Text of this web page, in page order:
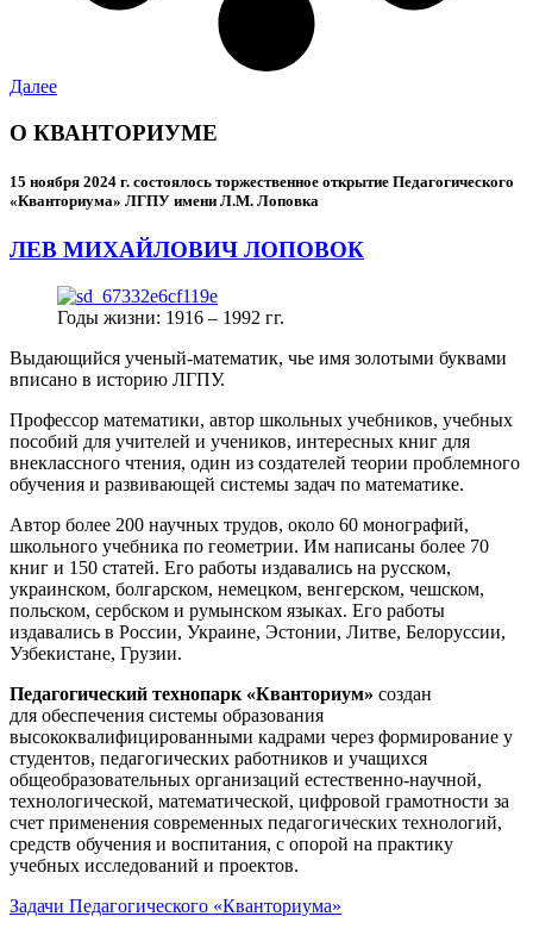
Далее
О КВАНТОРИУМЕ
15 ноября 2024 г. состоялось торжественное открытие Педагогического
«Кванториума» ЛГПУ имени Л.М. Лоповка
ЛЕВ МИХАЙЛОВИЧ ЛОПОВОК
Годы жизни: 1916 – 1992 гг.
Выдающийся ученый-математик, чье имя золотыми буквами
вписано в историю ЛГПУ.
Профессор математики, автор школьных учебников, учебных
пособий для учителей и учеников, интересных книг для
внеклассного чтения, один из создателей теории проблемного
обучения и развивающей системы задач по математике.
Автор более 200 научных трудов, около 60 монографий,
школьного учебника по геометрии. Им написаны более 70
книг и 150 статей. Его работы издавались на русском,
украинском, болгарском, немецком, венгерском, чешском,
польском, сербском и румынском языках. Его работы
издавались в России, Украине, Эстонии, Литве, Белоруссии,
Узбекистане, Грузии.
Педагогический технопарк «Кванториум» создан
для обеспечения системы образования
высококвалифицированными кадрами через формирование у
студентов, педагогических работников и учащихся
общеобразовательных организаций естественно-научной,
технологической, математической, цифровой грамотности за
счет применения современных педагогических технологий,
средств обучения и воспитания, с опорой на практику
учебных исследований и проектов.
Задачи Педагогического «Кванториума»